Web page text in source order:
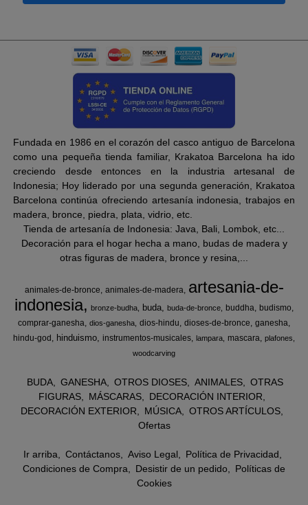
Fundada en 1986 en el corazón del casco antiguo de Barcelona
como una pequeña tienda familiar, Krakatoa Barcelona ha ido
creciendo desde entonces en la industria artesanal de
Indonesia; Hoy liderado por una segunda generación, Krakatoa
Barcelona continúa ofreciendo artesanía indonesia, trabajos en
madera, bronce, piedra, plata, vidrio, etc.
Tienda de artesanía de Indonesia: Java, Bali, Lombok, etc...
Decoración para el hogar hecha a mano, budas de madera y
otras figuras de madera, bronce y resina,...
animales-de-bronce animales-de-madera
artesania-de-
indonesia
bronze-budha buda buda-de-bronce buddha
budismo
comprar-ganesha dios-ganesha dios-hindu dioses-de-bronce ganesha
hindu-god
hinduismo instrumentos-musicales lampara mascara plafones
woodcarving
BUDA GANESHA OTROS DIOSES ANIMALES
OTRAS
FIGURAS
MÁSCARAS
DECORACIÓN INTERIOR
DECORACIÓN EXTERIOR
MÚSICA
OTROS ARTÍCULOS
Ofertas
Ir arriba Contáctanos Aviso Legal
Política de Privacidad
Condiciones de Compra
Desistir de un pedido
Políticas de
Cookies